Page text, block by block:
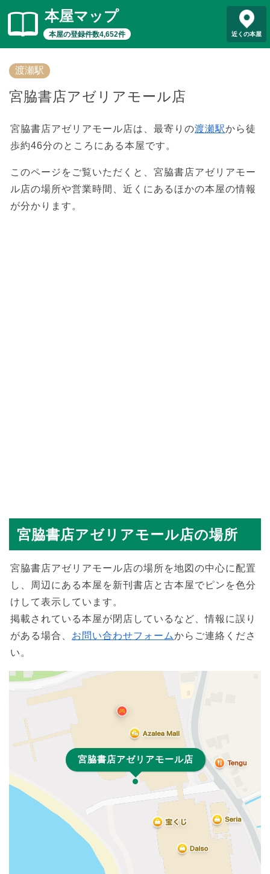
本屋マップ
本屋の登録件数4,652件 近くの本屋
渡瀬駅
宮脇書店アゼリアモール店
宮脇書店アゼリアモール店は、最寄りの渡瀬駅から徒
歩約46分のところにある本屋です。
このページをご覧いただくと、宮脇書店アゼリアモー
ル店の場所や営業時間、近くにあるほかの本屋の情報
が分かります。
宮脇書店アゼリアモール店の場所
宮脇書店アゼリアモール店の場所を地図の中心に配置
し、周辺にある本屋を新刊書店と古本屋でピンを色分
けして表示しています。
掲載されている本屋が閉店しているなど、情報に誤り
がある場合、 お問い合わせフォームからご連絡くださ
い。
宮脇書店アゼリアモール店